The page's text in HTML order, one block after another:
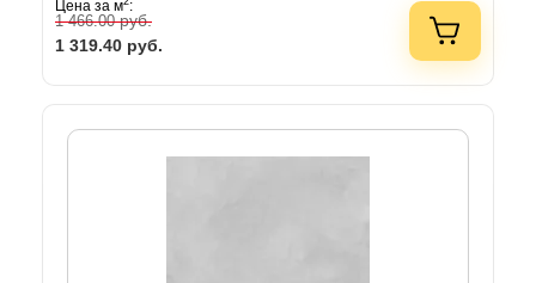
Цена за м :
1 466.00руб.
1 319.40 руб.